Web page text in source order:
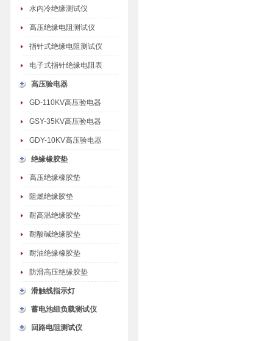
水内冷绝缘测试仪
高压绝缘电阻测试仪
指针式绝缘电阻测试仪
电子式指针绝缘电阻表
高压验电器
GD-110KV高压验电器
GSY-35KV高压验电器
GDY-10KV高压验电器
绝缘橡胶垫
高压绝缘橡胶垫
阻燃绝缘胶垫
耐高温绝缘胶垫
耐酸碱绝缘胶垫
耐油绝缘橡胶垫
防滑高压绝缘胶垫
滑触线指示灯
蓄电池组负载测试仪
回路电阻测试仪